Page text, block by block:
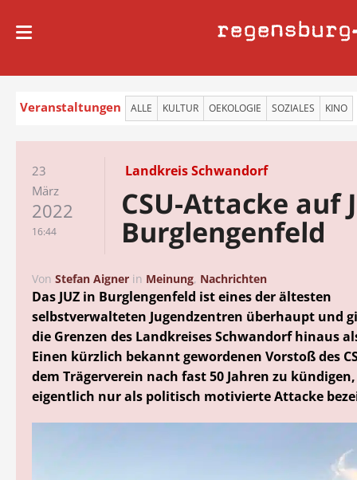
regensburg
Veranstaltungen ALLE KULTUR OEKOLOGIE SOZIALES KINO
23
März
2022
16:44
Landkreis Schwandorf
CSU-Attacke auf
Burglengenfeld
Von Stefan Aigner in Meinung, Nachrichten
Das JUZ in Burglengenfeld ist eines der ältesten
selbstverwalteten Jugendzentren überhaupt und
die Grenzen des Landkreises Schwandorf hinaus
Einen kürzlich bekannt gewordenen Vorstoß des
dem Trägerverein nach fast 50 Jahren zu
eigentlich nur als politisch motivierte Attacke